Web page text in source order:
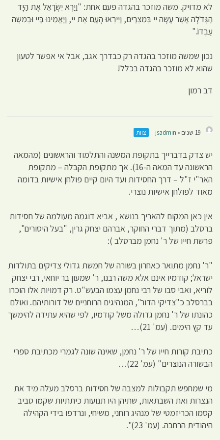
לא מדויק. משה מוזכר בהגדה פעם אחת: "וַיַּרְא יִשְׂרָאֵל אֶת הַיָד
הַגְּדֹלָה אֲשֶׁר עָשָׂה יי בְּמִצְרַים, וַיִּירְאוּ הָעָם אֶת יי, וַיַּאֲמִינוּ בַּיי וּבְמשֶׁה
עַבְדוֹ."
נכון שמשה מוזכר בהגדה רק כבדרך אגב, אבל אי אפשר לטעון
שהוא לא מוזכר בהגדה בכלל!
דב רמון
19 שנים • jsadmin צוות
יש צדק בדברייך בתקופת המשנה והתלמוד והראשונים (מהמאה
הראשונה עד המאה ה-16). אך מתקופת הקבלה – מתקופת
האר"י ז"ל – דרך החסידות ועד היום קיים פולחן אישיות בדומה
מאוד לפולחן אישיות נוצרי.
אין כאן המקום להאריך בנושא , אביא דוגמה מעולמה של חסידות
ברסלב (מתוך דברי החוקר, אברהם יצחק גרין, "בעל היסורים",
פרשת חייו של ר' נחמן מברסלב ):
"ר' נחמן מתואר כאחרון בשורה של חמשת גדולי צדיקים בתולדות
ישראל; קודמיו אינם אלא משה רבנו, ר' שמעון בר יוחאי, רבי יצחק
לוריא, ואבי סבו של רבי נחמן עצמו הבעש"ט. רק דמויות אלו הוכרו
בברסלב כ"צדיקי הדור", המנהיגים הרוחניים של דורותיהם. ואולם
כהונתו של ר' נחמן גדולה משל קודמיו, לפי שהיא עתידה להימשך
עד קץ הימים. (עמ' 21)…
כתיבת קורות חייו של ר' נחמן, שאינה שונה לגמרי מכתיבת ספרי
הבשורה הנוצרים" (עמ' 22)…
מי שמחפש תקבולות למצבה של חסידות ברסלב מעלה מיד את
הנצרות ואת השבתאות, שתיהן היו תנועות כיתתיות שקמו סביב
קסמו הכריזמטי של מנהיג רוחני, משיחי, ונרדפו בידי הקהילה
היהודית הרחבה. (עמ' 23)".